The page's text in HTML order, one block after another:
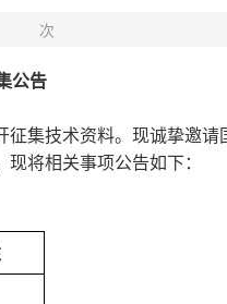
次
公告
征集技术资料。现诚挚邀请
将相关事项公告如下：